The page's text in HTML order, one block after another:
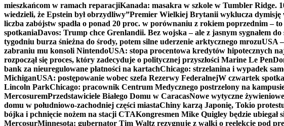
mieszkańcom w ramach reparacjiKanada: masakra w szkole w Tumbler Ridge.
wiedzieli, że Epstein był obrzydliwy”Premier Wielkiej Brytanii wyklucza dymisję
liczba zabójstw spadła o ponad 20 proc. w porównaniu z rokiem poprzednim –
spotkaniaDavos: Trump chce Grenlandii. Bez wojska – ale z jasnym sygnałem do
tygodniu burza śnieżna do środy, potem silne uderzenie arktycznego mrozuUSA
zabraniu mu konsoli NintendoUSA: stopa procentowa kredytów hipotecznych
rozpoczął się proces, który zadecyduje o politycznej przyszłości Marine Le Pen
bank za nieuregulowane płatności na kartachChicago: strzelanina i wypadek
MichiganUSA: postępowanie wobec szefa Rezerwy FederalnejW czwartek
Lincoln ParkChicago: pracownik Centrum Medycznego postrzelony na
MercosuremPrzedstawiciele Białego Domu w CaracasNowe wytyczne
domu w południowo-zachodniej części miastaChiny karzą Japonię, Tokio
bójka i pchnięcie nożem na stacji CTAKongresmen Mike Quigley będzie ubiegał
MercosurMinnesota: gubernator Tim Waltz rezygnuje z walki o reelekcję pod